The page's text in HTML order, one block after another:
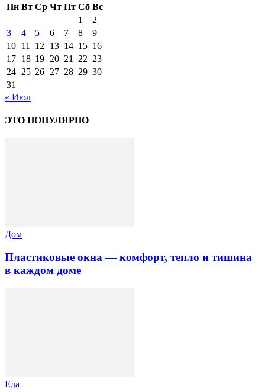
Пн Вт Ср Чт Пт Сб Вс
1
2
3
4 5 6 7 8
9
10 11 12 13 14 15 16
17 18 19 20 21 22 23
24 25 26 27 28 29 30
31
« Июл
ЭТО ПОПУЛЯРНО
Дом
Пластиковые окна — комфорт, тепло и тишина
в каждом доме
Еда